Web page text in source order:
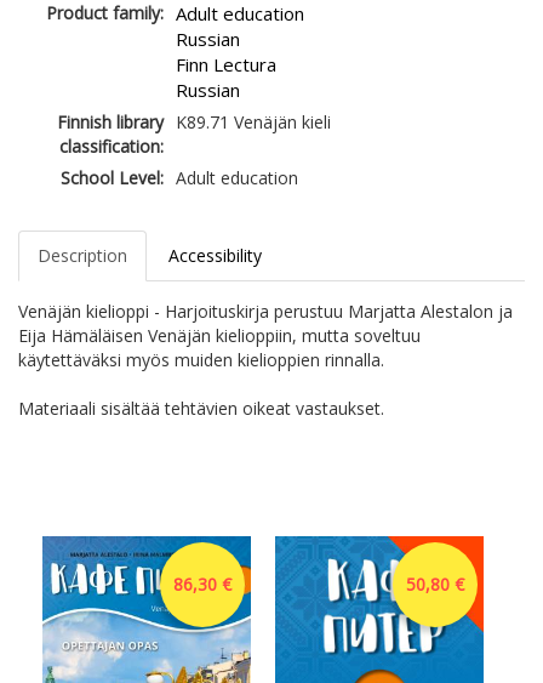
Product family: Adult education
Russian
Finn Lectura
Russian
Finnish library
classification:
K89.71 Venäjän kieli
School Level: Adult education
Description Accessibility
Venäjän kielioppi - Harjoituskirja perustuu Marjatta Alestalon ja
Eija Hämäläisen Venäjän kielioppiin, mutta soveltuu
käytettäväksi myös muiden kielioppien rinnalla.
Materiaali sisältää tehtävien oikeat vastaukset.
86,30 € 50,80 €